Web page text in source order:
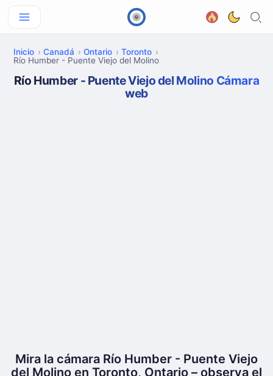
Inicio Canadá Ontario
Toronto
Río Humber - Puente Viejo del Molino
Río Humber - Puente Viejo del Molino Cámara
web
Mira la cámara Río Humber - Puente Viejo
del Molino en Toronto, Ontario – observa el